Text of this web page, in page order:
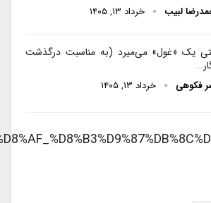
لبیب خرداد ۱۳, ۱۴۰۵
یک «غول» می‌میرد (به مناسبت درگذشت
فکوهی خرداد ۱۳, ۱۴۰۵